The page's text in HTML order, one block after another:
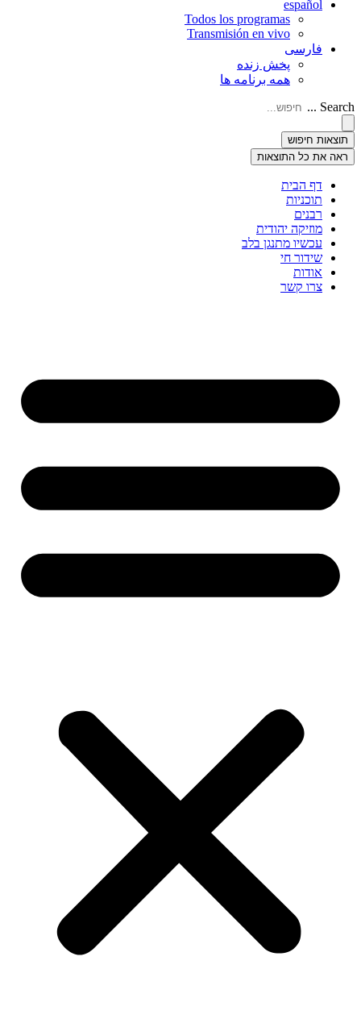
español
Todos los programas
Transmisión en vivo
فارسی
پخش زنده
همه برنامه ها
Search ...
תוצאות חיפוש
ראה את כל התוצאות
דף הבית
תוכניות
רבנים
מוזיקה יהודית
עכשיו מתנגן בלב
שידור חי
אודות
צרו קשר